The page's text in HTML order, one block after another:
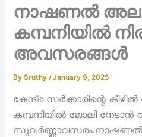
നാഷണൽ
കമ്പനിയിൽ
അവസരങ്ങൾ
BySruthy /January 9, 2025
കേന്ദ്ര സര്‍ക്കാരിന്റെ
കമ്പനിയില്‍ ജോലി
സുവര്‍ണ്ണാവസരം.നാഷണൽ